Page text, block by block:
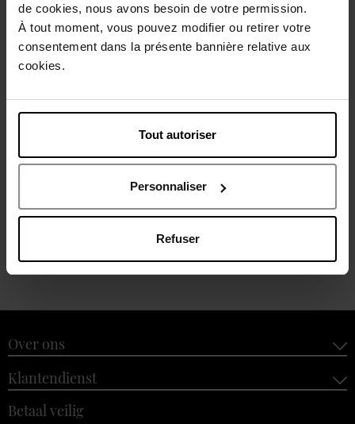
de cookies, nous avons besoin de votre permission.
À tout moment, vous pouvez modifier ou retirer votre
consentement dans la présente bannière relative aux
cookies.
Tout autoriser
Personnaliser
Refuser
Pocket Bristle Poils de
sanglier B4
Over ons
Klantendienst
Betaal veilig